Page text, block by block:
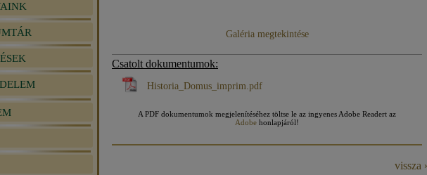
Galéria megtekintése
Csatolt dokumentumok:
Historia_Domus_imprim.pdf
A PDF dokumentumok megjelenítéséhez töltse le az ingyenes Adobe Readert az
Adobe honlapjáról!
vissza